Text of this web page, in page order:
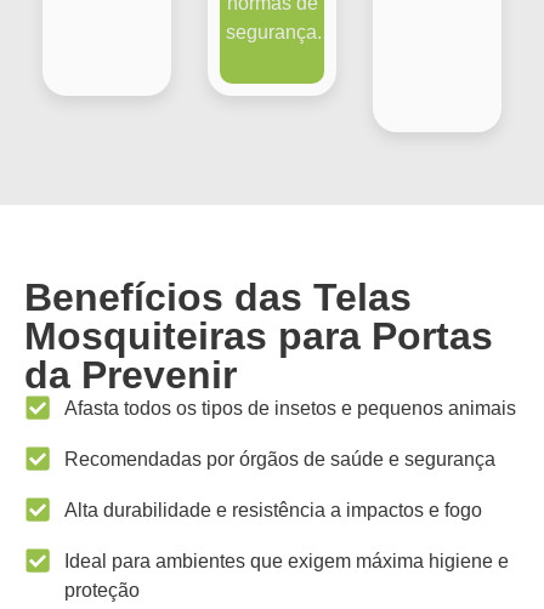
segurança.
Benefícios das Telas
Mosquiteiras para Portas
da Prevenir
Afasta todos os tipos de insetos e pequenos animais
Recomendadas por órgãos de saúde e segurança
Alta durabilidade e resistência a impactos e fogo
Ideal para ambientes que exigem máxima higiene e
proteção